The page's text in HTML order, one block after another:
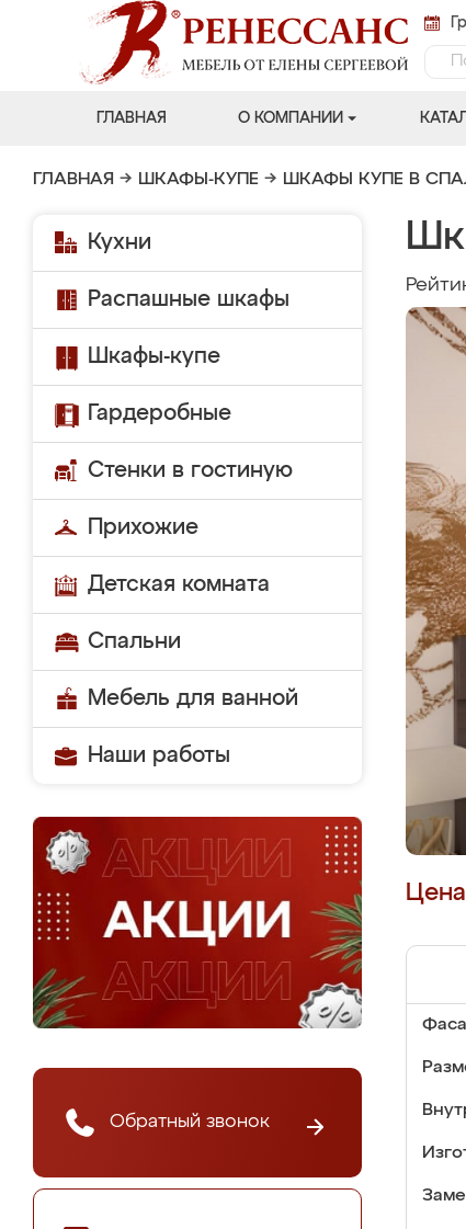
ГЛАВНАЯ О КОМПАНИИ
ГЛАВНАЯ → ШКАФЫ-КУПЕ → ШКАФЫ КУПЕ В
Кухни
Распашные шкафы
Шкафы-купе
Гардеробные
Стенки в гостиную
Прихожие
Детская комната
Спальни
Мебель для ванной
Наши работы
Обратный звонок